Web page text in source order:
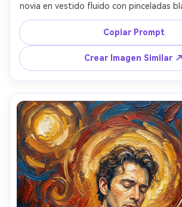
novia en vestido fluido con pinceladas
el novio en traje oscuro con reflejos
giratorio sobre sus cabezas,
brillante, grueso impasto, ambiente
composición vertical dramática con
lente 85mm, poca profundidad de
Copiar Prompt
Crear Imagen Similar ↗